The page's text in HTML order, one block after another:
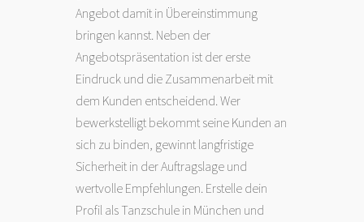
Angebot damit in Übereinstimmung
bringen kannst. Neben der
Angebotspräsentation ist der erste
Eindruck und die Zusammenarbeit mit
dem Kunden entscheidend. Wer
bewerkstelligt bekommt seine Kunden an
sich zu binden, gewinnt langfristige
Sicherheit in der Auftragslage und
wertvolle Empfehlungen. Erstelle dein
Profil als Tanzschule in München und